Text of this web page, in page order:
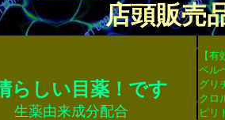
店頭販売
らしい目薬！です
生薬由来成分配合
【
ベル
グリ
クロ
ピリ